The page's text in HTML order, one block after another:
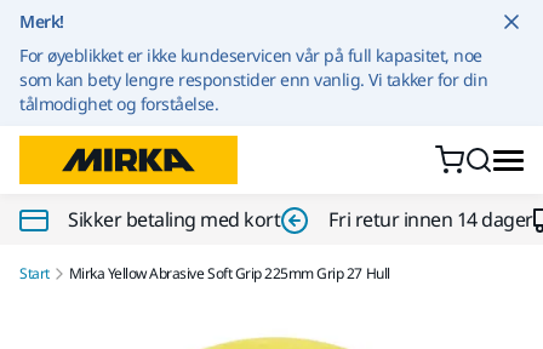
Merk!
For øyeblikket er ikke kundeservicen vår på full kapasitet, noe
som kan bety lengre responstider enn vanlig. Vi takker for din
tålmodighet og forståelse.
Sikker betaling med kort Fri retur innen 14 dager
Start Mirka Yellow Abrasive Soft Grip 225mm Grip 27 Hull